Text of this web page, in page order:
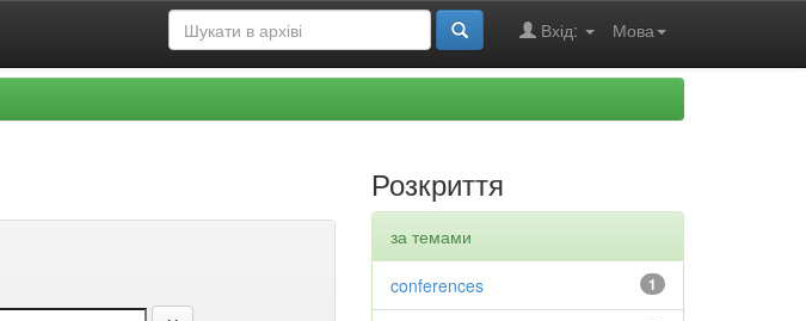
Мова
Вхід:
Розкриття
за темами
1
conferences